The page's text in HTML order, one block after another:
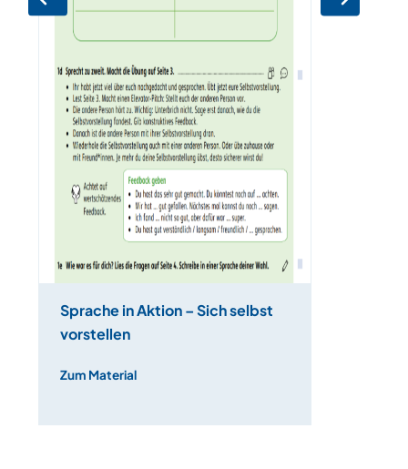
Sprache in Aktion – Sich selbst
vorstellen
Zum Material